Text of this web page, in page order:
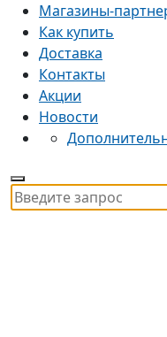
Магазины-
Как купить
Доставка
Контакты
Акции
Новости